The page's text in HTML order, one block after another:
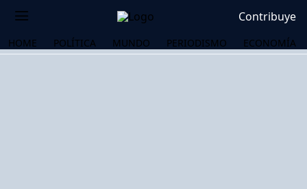
Contribuye
HOME POLÍTICA MUNDO PERIODISMO ECONOMÍA